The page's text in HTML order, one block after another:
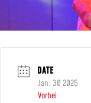
DATE
Jan. 30 2025
Vorbei